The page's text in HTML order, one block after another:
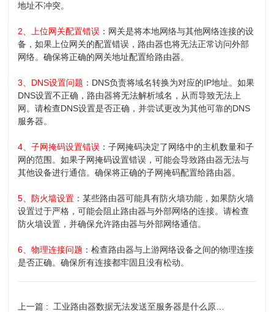
地址不冲突。
2、上位网关配置错误 ：网关是将本地网络与其他网络连接的设
备，如果上位网关的配置错误，路由器也将无法正常访问外部
网络。确保将正确的网关地址配置给路由器。
3、DNS设置问题 ：DNS负责将域名转换为对应的IP地址。如果
DNS设置不正确，路由器将无法解析域名，从而导致无法上
网。请检查DNS设置是否正确，并尝试更改为其他可靠的DNS
服务器。
4、子网掩码设置错误 ：子网掩码决定了网络中的主机数量和子
网的范围。如果子网掩码设置错误，可能会导致路由器无法与
其他设备进行通信。确保将正确的子网掩码配置给路由器。
5、防火墙设置 ：某些路由器可能具有防火墙功能，如果防火墙
设置过于严格，可能会阻止路由器与外部网络的连接。请检查
防火墙设置，并确保允许路由器与外部网络通信。
6、物理连接问题 ：检查路由器与上游网络设备之间的物理连接
是否正确。确保所有连接都牢固且没有松动。
上一篇 :
工业路由器数据无法发送至服务器是什么原因？如何解决？